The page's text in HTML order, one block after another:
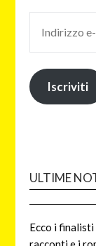
Iscriviti
ULTIME
Ecco i